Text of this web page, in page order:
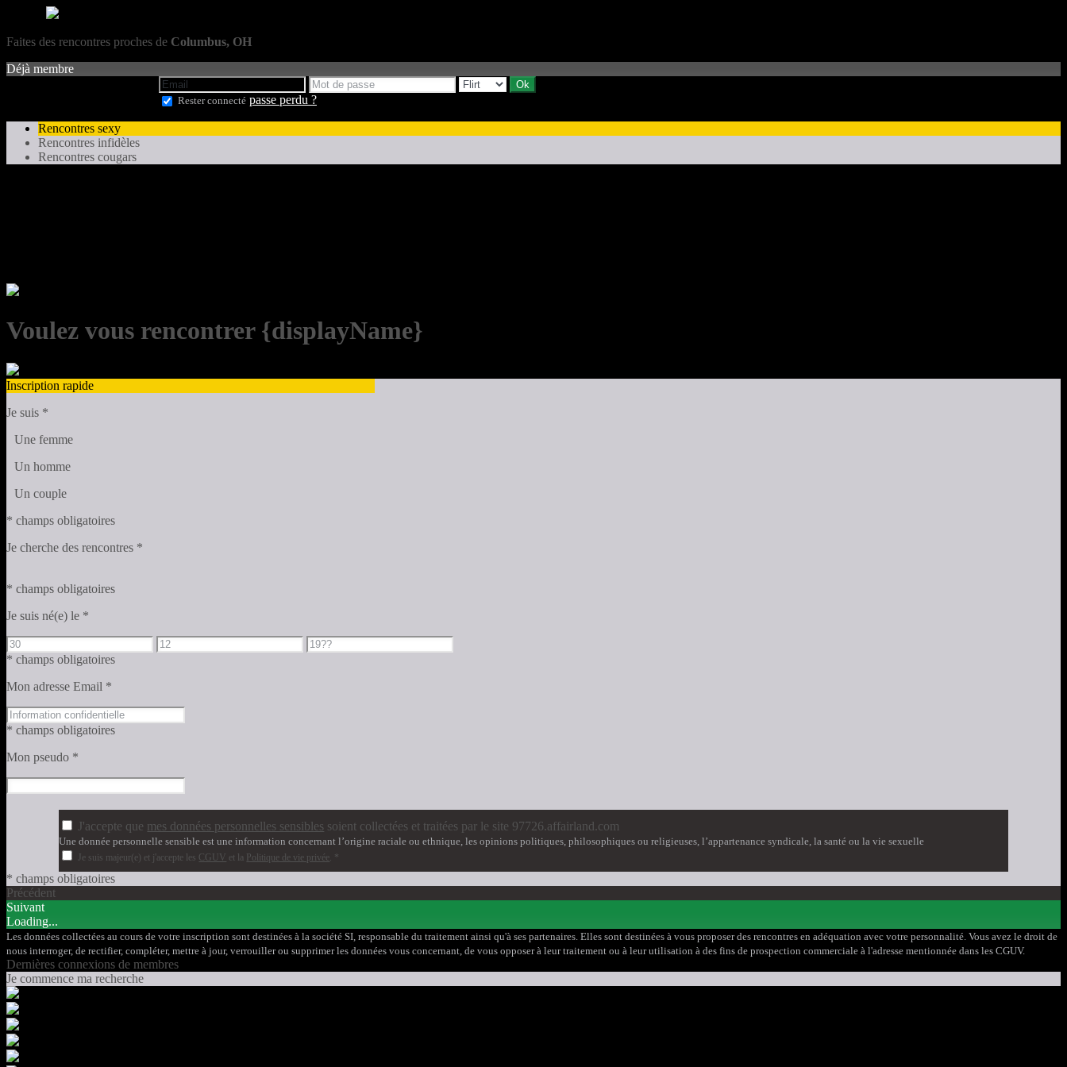
Faites des rencontres proches de Columbus, OH
Déjà membre
Rester connecté passe perdu ?
Rencontres sexy
Rencontres infidèles
Rencontres cougars
Voulez vous rencontrer {displayName}
Inscription rapide
Je suis *
Une femme
Un homme
Un couple
* champs obligatoires
Je cherche des rencontres *
* champs obligatoires
Je suis né(e) le *
* champs obligatoires
Mon adresse Email *
* champs obligatoires
Mon pseudo *
J'accepte que mes données personnelles sensibles soient collectées et traitées par le site 97726.affairland.com
Une donnée personnelle sensible est une information concernant l’origine raciale ou ethnique, les opinions politiques, philosophiques ou religieuses, l’appartenance syndicale, la santé ou la vie sexuelle
Je suis majeur(e) et j'accepte les CGUV et la Politique de vie privée *
* champs obligatoires
Précédent
Suivant
Loading...
Les données collectées au cours de votre inscription sont destinées à la société SI, responsable du traitement ainsi qu'à ses partenaires. Elles sont destinées à vous proposer des rencontres en adéquation avec votre personnalité. Vous avez le droit de
nous interroger, de rectifier, compléter, mettre à jour, verrouiller ou supprimer les données vous concernant, de vous opposer à leur traitement ou à leur utilisation à des fins de prospection commerciale à l'adresse mentionnée dans les CGUV.
Dernières connexions de membres
Je commence ma recherche